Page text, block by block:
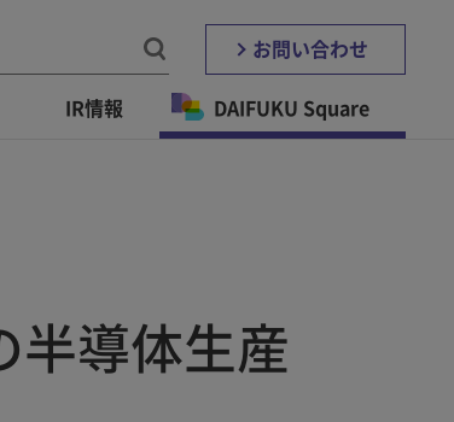
お問い合わせ
IR情報 DAIFUKU Square
半導体生産